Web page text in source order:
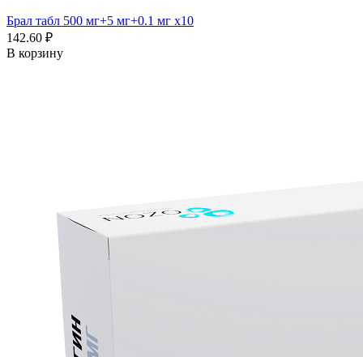
Брал табл 500 мг+5 мг+0.1 мг x10
142.60 ₽
В корзину